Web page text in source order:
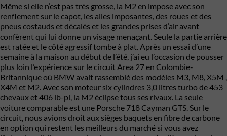
Même si elle n’est pas très grosse, la M2 en impose avec son
renflement sur le capot, les ailes imposantes, des roues et des
pneus costauds et décalés et les grandes prises d’air avant
confèrent qui lui donne un visage menaçant. Seule la partie arrière
est ratée et le côté agressif tombe à plat. Après un essai d’une
semaine à la maison au début de l’été, j’ai eu l’occasion de pousser
plus loin l’expérience sur le circuit Area 27 en Colombie-
Britannique où BMW avait rassemblé des modèles M3, M8, X5M ,
X4M et M2. Avec son moteur six cylindres 3,0 litres turbo de 453
chevaux et 406 lb-pi, la M2 éclipse tous ses rivaux. La seule
voiture comparable est une Porsche 718 Cayman GTS. Sur le
circuit, nous avions droit aux sièges baquets en fibre de carbone
en option qui restent les meilleurs du marché si vous avez